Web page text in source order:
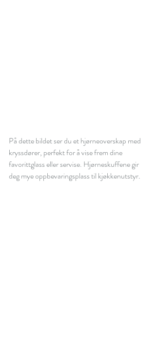
På dette bildet ser du et hjørneoverskap med
kryssdører, perfekt for å vise frem dine
favorittglass eller servise. Hjørneskuffene gir
deg mye oppbevaringsplass til kjøkkenutstyr.